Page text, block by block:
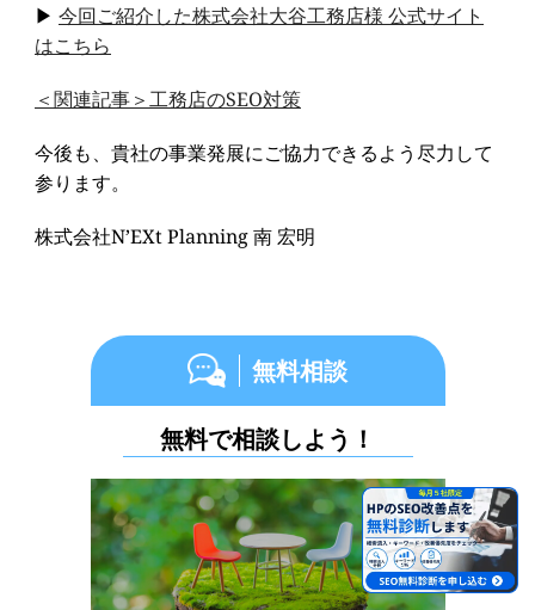
▶ 今回ご紹介した株式会社大谷工務店様 公式サイト
はこちら
＜関連記事＞工務店のSEO対策
今後も、貴社の事業発展にご協力できるよう尽力して
参ります。
株式会社N’EXt Planning 南 宏明
無料相談
無料で相談しよう！